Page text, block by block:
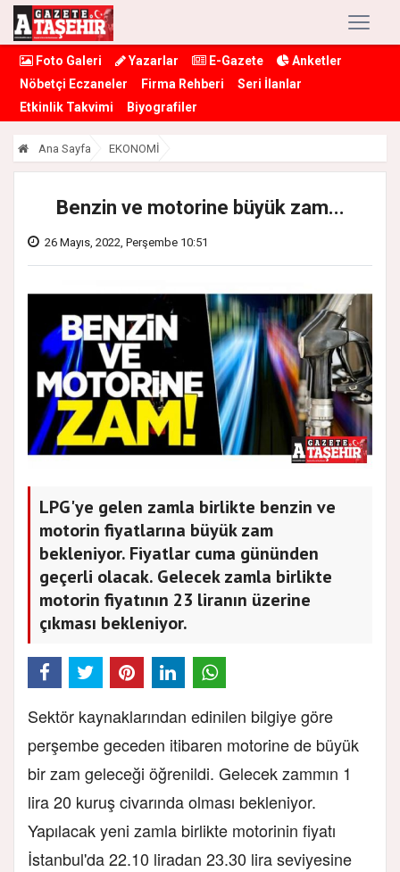
Foto Galeri Yazarlar E-Gazete
Anketler
Nöbetçi Eczaneler
Firma Rehberi
Seri İlanlar
Etkinlik Takvimi
Biyografiler
Ana Sayfa EKONOMİ
Benzin ve motorine büyük zam...
26 Mayıs, 2022, Perşembe 10:51
LPG'ye gelen zamla birlikte benzin ve
motorin fiyatlarına büyük zam
bekleniyor. Fiyatlar cuma gününden
geçerli olacak. Gelecek zamla birlikte
motorin fiyatının 23 liranın üzerine
çıkması bekleniyor.
Sektör kaynaklarından edinilen bilgiye göre
perşembe geceden itibaren motorine de büyük
bir zam geleceği öğrenildi. Gelecek zammın 1
lira 20 kuruş civarında olması bekleniyor.
Yapılacak yeni zamla birlikte motorinin fiyatı
İstanbul'da 22.10 liradan 23.30 lira seviyesine